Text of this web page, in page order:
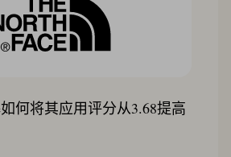
如何将其应用评分从3.68提高